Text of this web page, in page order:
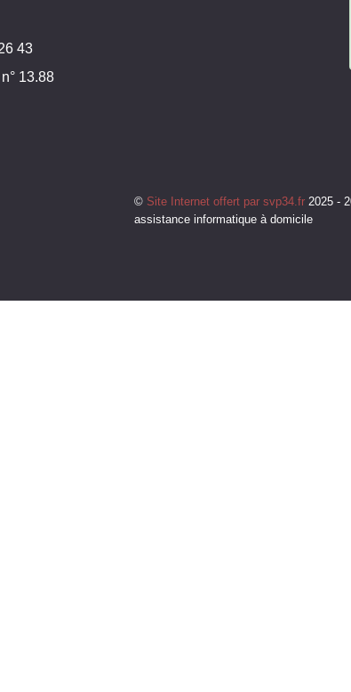
43
n° 13.88
© Site Internet offert par svp34.fr 2025 -
assistance informatique à domicile